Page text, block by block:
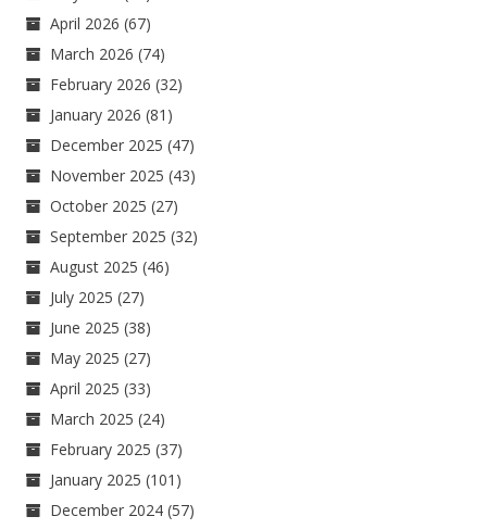
April 2026 (67)
March 2026 (74)
February 2026 (32)
January 2026 (81)
December 2025 (47)
November 2025 (43)
October 2025 (27)
September 2025 (32)
August 2025 (46)
July 2025 (27)
June 2025 (38)
May 2025 (27)
April 2025 (33)
March 2025 (24)
February 2025 (37)
January 2025 (101)
December 2024 (57)